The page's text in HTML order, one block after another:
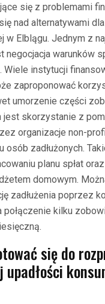
się z problemami
nad alternatywami
w Elblągu. Jednym z
warunków
Wiele instytucji
zaproponować
umorzenie części
jest skorzystanie z
organizacje non-
osób zadłużonych.
planu spłat
domowym.
zadłużenia poprzez
połączenie kilku
się do
upadłości